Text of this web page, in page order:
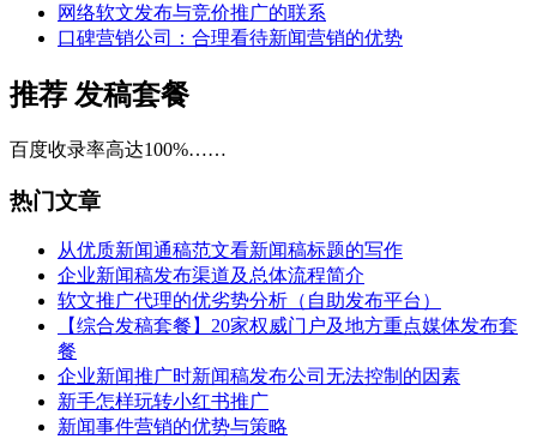
网络软文发布与竞价推广的联系
口碑营销公司：合理看待新闻营销的优势
推荐 发稿套餐
百度收录率高达100%……
热门文章
从优质新闻通稿范文看新闻稿标题的写作
企业新闻稿发布渠道及总体流程简介
软文推广代理的优劣势分析（自助发布平台）
【综合发稿套餐】20家权威门户及地方重点媒体发布套
餐
企业新闻推广时新闻稿发布公司无法控制的因素
新手怎样玩转小红书推广
新闻事件营销的优势与策略